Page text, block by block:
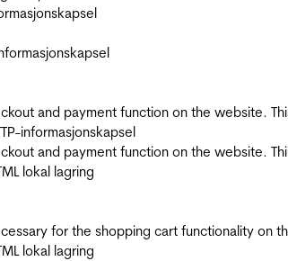
and payment function on the website.
informasjonskapsel
and payment function on the website.
lokal lagring
for the shopping cart functionality on
lokal lagring